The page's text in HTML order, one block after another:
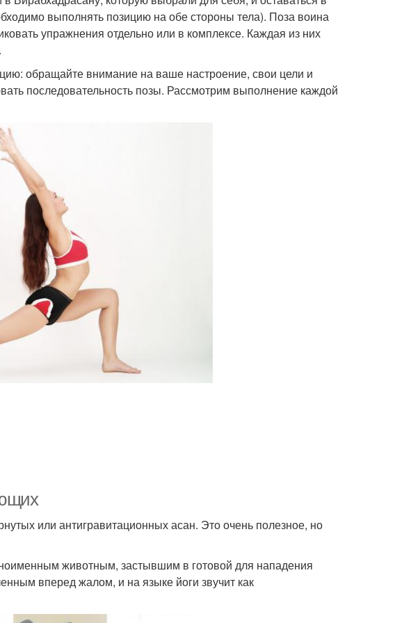
выполнять позицию на обе стороны тела). Поза воина
упражнения отдельно или в комплексе. Каждая из них
обращайте внимание на ваше настроение, свои цели и
последовательность позы. Рассмотрим выполнение каждой
или антигравитационных асан. Это очень полезное, но
животным, застывшим в готовой для нападения
вперед жалом, и на языке йоги звучит как